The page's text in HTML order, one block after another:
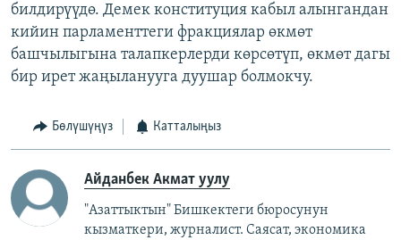
билдирүүдө. Демек конституция кабыл алынгандан
кийин парламенттеги фракциялар өкмөт
башчылыгына талапкерлерди көрсөтүп, өкмөт дагы
бир ирет жаңыланууга дуушар болмокчу.
Бөлүшүңүз Катталыңыз
Айданбек Акмат уулу
"Азаттыктын" Бишкектеги бюросунун
кызматкери, журналист. Саясат, экономика